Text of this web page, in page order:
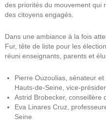
des priorités du mouvement qui
des citoyens engagés.
Dans une ambiance à la fois
Fur, tête de liste pour les
réuni enseignants, parents et
Pierre Ouzoulias, sénateur
Hauts-de-Seine, vice-
Astrid Brobecker, conseillère
Eva Linares Cruz,
Seine